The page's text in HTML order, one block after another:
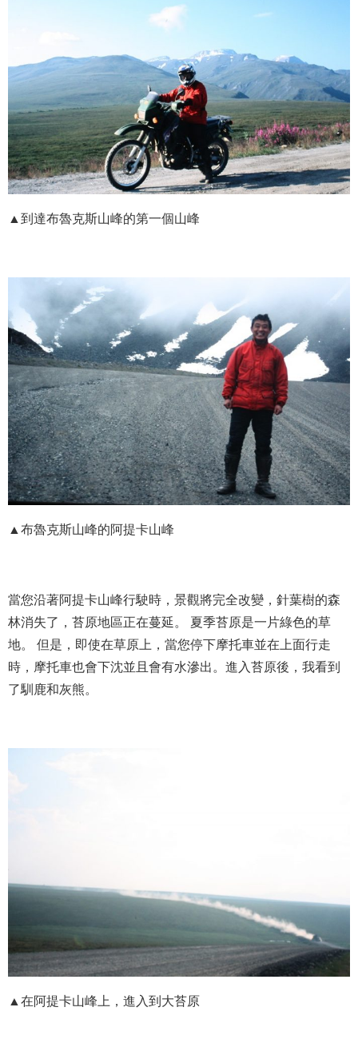
▲到達布魯克斯山峰的第一個山峰
▲布魯克斯山峰的阿提卡山峰
當您沿著阿提卡山峰行駛時，景觀將完全改變，針葉樹的森
林消失了，苔原地區正在蔓延。 夏季苔原是一片綠色的草
地。 但是，即使在草原上，當您停下摩托車並在上面行走
時，摩托車也會下沈並且會有水滲出。進入苔原後，我看到
了馴鹿和灰熊。
▲在阿提卡山峰上，進入到大苔原